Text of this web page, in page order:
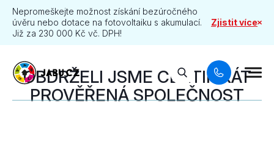
Nepromeškejte možnost získání bezúročného
úvěru nebo dotace na fotovoltaiku s akumulací.
Již za 230 000 Kč vč. DPH!
Zjistit více
OBDRŽELI JSME CERTIFIKÁT
PROVĚŘENÁ SPOLEČNOST